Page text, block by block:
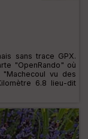
sans trace GPX.
"OpenRando" où
vu des
6.8 lieu-dit